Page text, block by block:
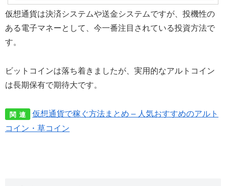
仮想通貨は決済システムや送金システムですが、投機性の
ある電子マネーとして、今一番注目されている投資方法で
す。
ビットコインは落ち着きましたが、実用的なアルトコイン
は長期保有で期待大です。
関 連
仮想通貨で稼ぐ方法まとめ – 人気おすすめのアルト
コイン・草コイン